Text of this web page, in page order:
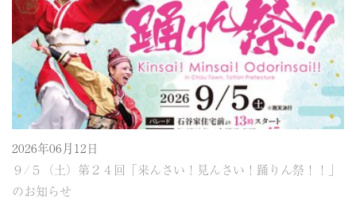
2026年06月12日
９/５（土）第２４回「来んさい！見んさい！踊りん祭！！」
のお知らせ